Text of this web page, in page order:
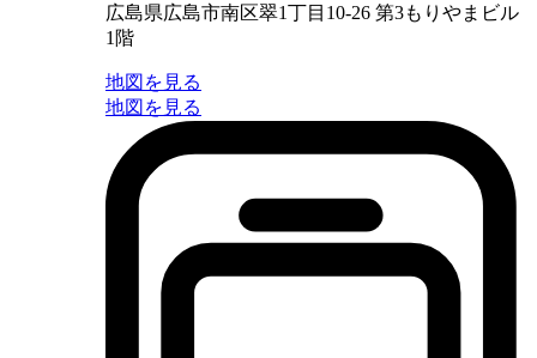
広島県広島市南区翠1丁目10-26 第3もりやまビル
1階
地図を見る
地図を見る